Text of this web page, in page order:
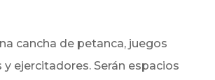
cancha de petanca, juegos
y ejercitadores. Serán espacios